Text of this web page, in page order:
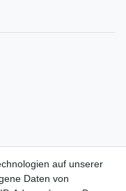
auf unserer
Daten von